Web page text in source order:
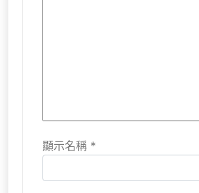
顯示名稱 *